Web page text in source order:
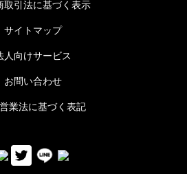
取引法に基づく表示
サイトマップ
人向けサービス
お問い合わせ
業法に基づく表記